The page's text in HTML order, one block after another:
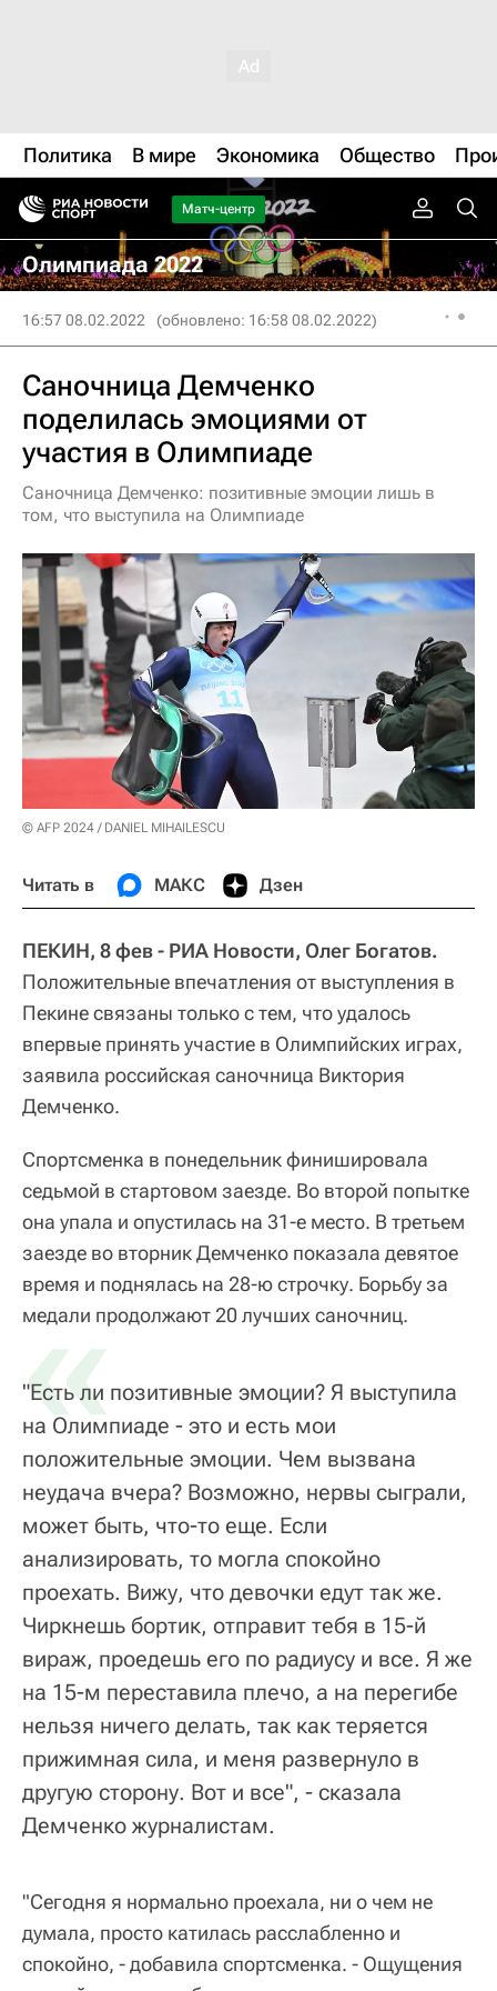
Политика В мире Экономика Общество
Матч-центр
Олимпиада 2022
16:57 08.02.2022 (обновлено: 16:58 08.02.2022)
Саночница Демченко
поделилась эмоциями от
участия в Олимпиаде
Саночница Демченко: позитивные эмоции лишь в
том, что выступила на Олимпиаде
© AFP 2024 / DANIEL MIHAILESCU
Читать в МАКС Дзен
ПЕКИН, 8 фев - РИА Новости, Олег Богатов.
Положительные впечатления от выступления в
Пекине связаны только с тем, что удалось
впервые принять участие в Олимпийских играх,
заявила российская саночница Виктория
Демченко.
Спортсменка в понедельник финишировала
седьмой в стартовом заезде. Во второй попытке
она упала и опустилась на 31-е место. В третьем
заезде во вторник Демченко показала девятое
время и поднялась на 28-ю строчку. Борьбу за
медали продолжают 20 лучших саночниц.
«
"Есть ли позитивные эмоции? Я выступила
на Олимпиаде - это и есть мои
положительные эмоции. Чем вызвана
неудача вчера? Возможно, нервы сыграли,
может быть, что-то еще. Если
анализировать, то могла спокойно
проехать. Вижу, что девочки едут так же.
Чиркнешь бортик, отправит тебя в 15-й
вираж, проедешь его по радиусу и все. Я же
на 15-м переставила плечо, а на перегибе
нельзя ничего делать, так как теряется
прижимная сила, и меня развернуло в
другую сторону. Вот и все", - сказала
Демченко журналистам.
"Сегодня я нормально проехала, ни о чем не
думала, просто катилась расслабленно и
спокойно, - добавила спортсменка. - Ощущения